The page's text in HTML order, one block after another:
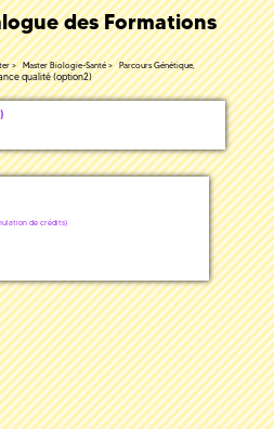
des Formations
Master Biologie-Santé
Parcours Génétique,
qualité (option2)
de crédits)